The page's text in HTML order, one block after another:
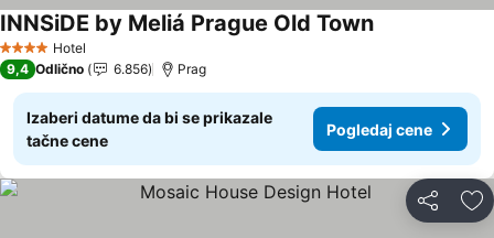
4 ZvezdiceHotel
INNSiDE by Meliá Prague Old TownPogledaj cene
9,4 Odlično 6.856 Prag
Izaberi datume da bi se prikazale
tačne cene
Pogledaj cene
Deli